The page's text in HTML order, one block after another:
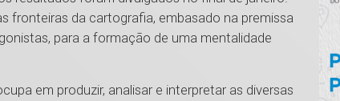
fronteiras da cartografia, embasado na premissa
para a formação de uma mentalidade
em produzir, analisar e interpretar as diversas